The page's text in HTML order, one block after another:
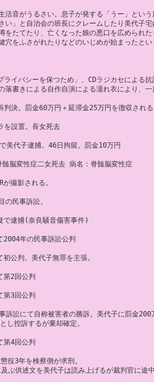
音がうるさい。息子が発する「うー」という
」と自治会の班長にクレームしたり美代子宅
たてたり、亡くなった娘の悪口を広められた
をふさがれたりなどのいじめが始まったとい
イバシーを保つため」、CDラジカセによる抗
書きによる自作自演による濡れ衣により、一
決。罰金60万円＋延滞金25万円を徴収され
を設置。長女死去
美代子逮捕。46日拘留。罰金10万円
脳変性症二女死去 病名：脊髄脳変性症
撮影される。
民事訴訟。
逮捕(奈良騒音傷害事件)
年の民事訴訟公判
公判。美代子無罪を主張。
第2回公判
第3回公判
訟にて自称被害者の勝訴。美代子に罰金200
控訴するが棄却確定。
第4回公判
役3年を検察側が求刑。
供述文を美代子は読み上げるが裁判官に途